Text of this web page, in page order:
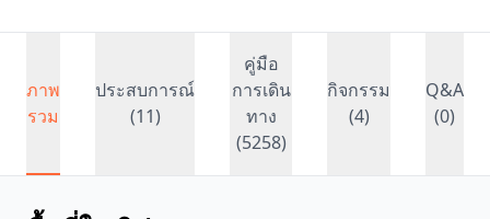
ภาพ
รวม
ประสบการณ์
(11)
คู่มือ
การเดิน
ทาง
(5258)
กิจกรรม
(4)
Q&A
(0)